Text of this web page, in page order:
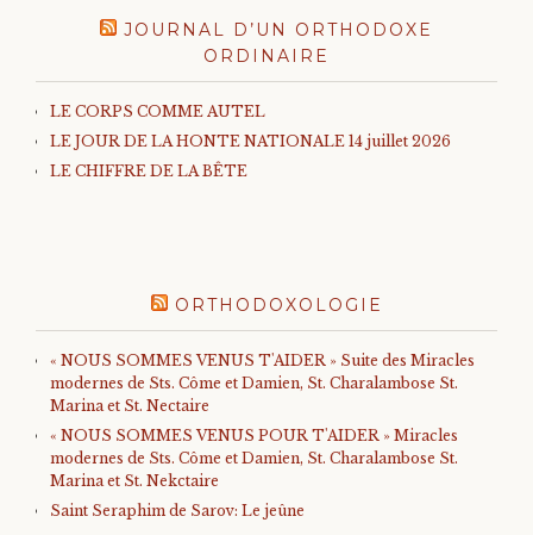
JOURNAL D’UN ORTHODOXE
ORDINAIRE
LE CORPS COMME AUTEL
LE JOUR DE LA HONTE NATIONALE 14 juillet 2026
LE CHIFFRE DE LA BÊTE
ORTHODOXOLOGIE
« NOUS SOMMES VENUS T'AIDER » Suite des Miracles
modernes de Sts. Côme et Damien, St. Charalambose St.
Marina et St. Nectaire
« NOUS SOMMES VENUS POUR T'AIDER » Miracles
modernes de Sts. Côme et Damien, St. Charalambose St.
Marina et St. Nekctaire
Saint Seraphim de Sarov: Le jeûne